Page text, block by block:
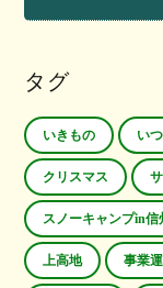
タグ
いきもの い
クリスマス
スノーキャンプin信
上高地 事業